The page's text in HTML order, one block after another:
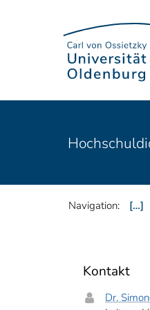
Navigation: […]
Kontakt
Dr.